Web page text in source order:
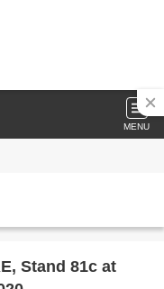
MENU
Stand 81c at